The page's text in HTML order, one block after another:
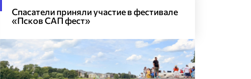
Спасатели приняли участие в фестивале
«Псков САП фест»